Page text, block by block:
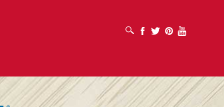
SUCHFELD ÖFFNENFacebook
Twitter PinterestYoutube